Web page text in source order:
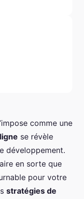
comme une
se révèle
développement.
en sorte que
pour votre
stratégies de